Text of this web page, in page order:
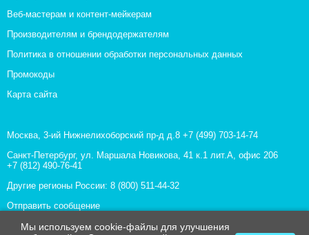
Веб-мастерам и контент-мейкерам
Производителям и брендодержателям
Политика в отношении обработки персональных данных
Промокоды
Карта сайта
Москва, 3-ий Нижнелихоборский пр-д д.8 +7 (499) 703-14-74
Санкт-Петербург, ул. Маршала Новикова, 41 к.1 лит.А, офис 206
+7 (812) 490-76-41
Другие регионы России: 8 (800) 511-44-32
Отправить сообщение
Все контакты
Мы используем cookie-файлы для улучшения